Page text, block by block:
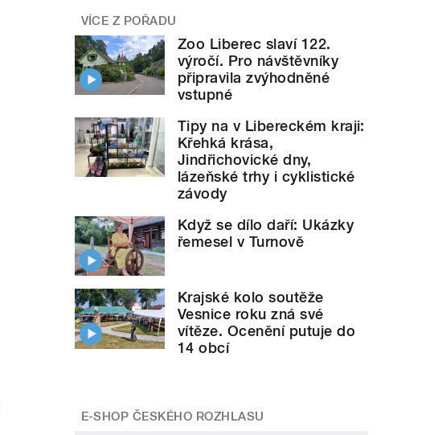
VÍCE Z POŘADU
Zoo Liberec slaví 122.
výročí. Pro návštěvníky
připravila zvýhodněné
vstupné
Tipy na v Libereckém kraji:
Křehká krása,
Jindřichovické dny,
lázeňské trhy i cyklistické
závody
Když se dílo daří: Ukázky
řemesel v Turnově
Krajské kolo soutěže
Vesnice roku zná své
vítěze. Ocenění putuje do
14 obcí
E-SHOP ČESKÉHO ROZHLASU